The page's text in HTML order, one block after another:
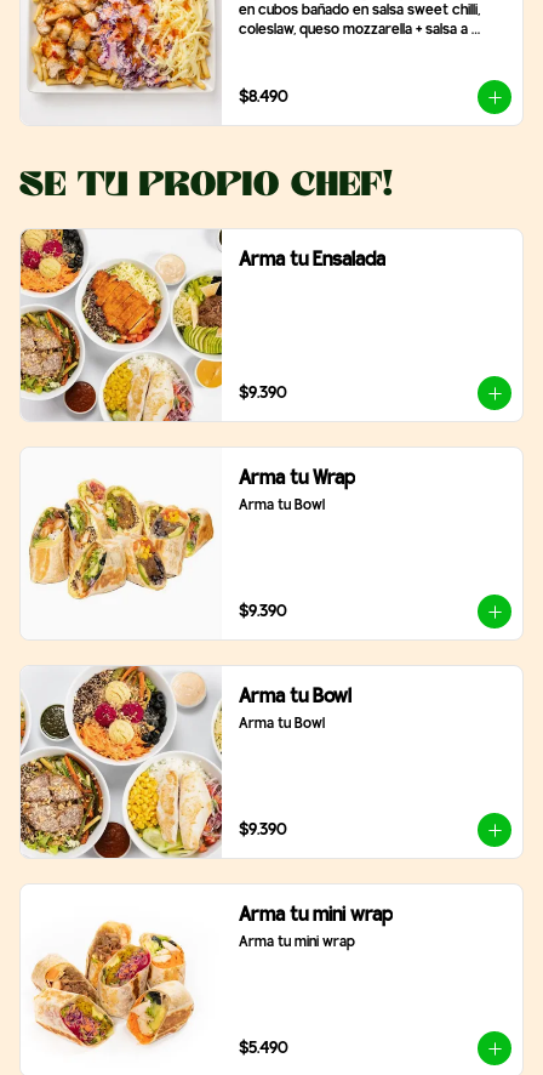
en cubos bañado en salsa sweet chilli,
coleslaw, queso mozzarella + salsa a
$8.490
Se tu propio Chef!
Arma tu Ensalada
$9.390
Arma tu Wrap
Arma tu Bowl
$9.390
Arma tu Bowl
Arma tu Bowl
$9.390
Arma tu mini wrap
Arma tu mini wrap
$5.490